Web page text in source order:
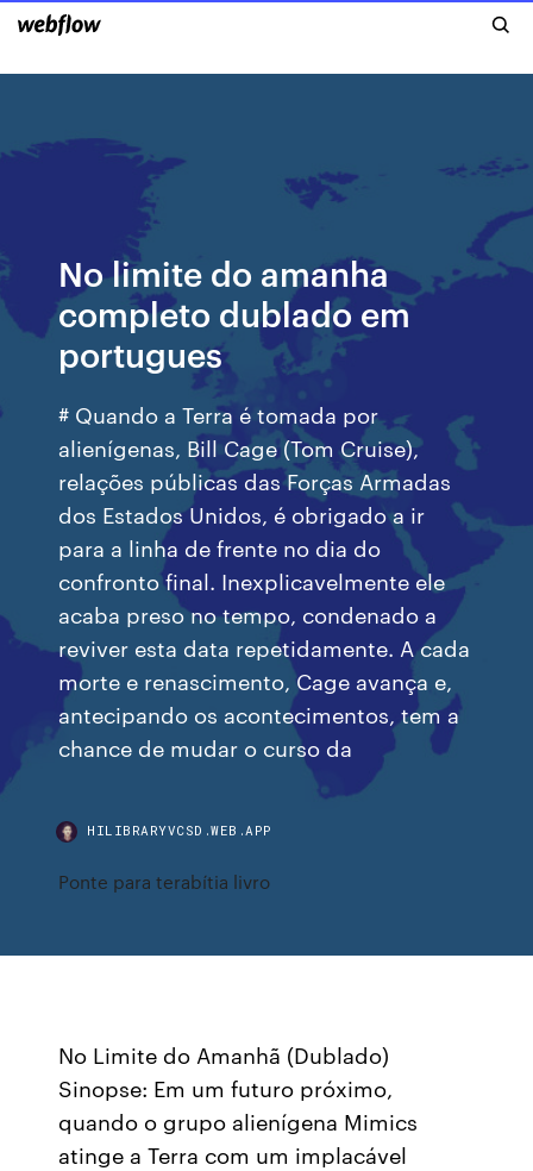
No limite do amanha
completo dublado em
portugues
# Quando a Terra é tomada por
alienígenas, Bill Cage (Tom Cruise),
relações públicas das Forças Armadas
dos Estados Unidos, é obrigado a ir
para a linha de frente no dia do
confronto final. Inexplicavelmente ele
acaba preso no tempo, condenado a
reviver esta data repetidamente. A cada
morte e renascimento, Cage avança e,
antecipando os acontecimentos, tem a
chance de mudar o curso da
HILIBRARYVCSD.WEB.APP
Ponte para terabítia livro
No Limite do Amanhã (Dublado)
Sinopse: Em um futuro próximo,
quando o grupo alienígena Mimics
atinge a Terra com um implacável